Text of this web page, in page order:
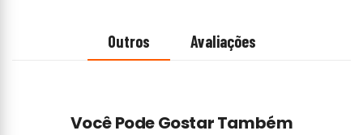
Outros Avaliações
Você Pode Gostar Também